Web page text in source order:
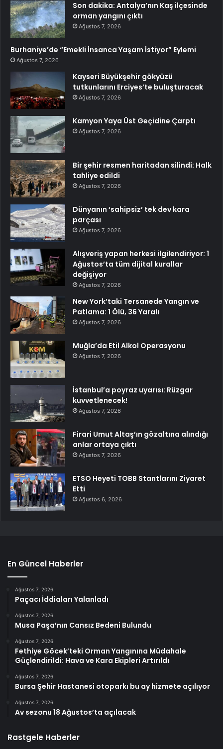
Son dakika: Antalya’nın Kaş ilçesinde
orman yangını çıktı
Ağustos 7, 2026
Burhaniye’de “Emekli İnsanca Yaşam İstiyor” Eylemi
Ağustos 7, 2026
Kayseri Büyükşehir gökyüzü
tutkunlarını Erciyes’te buluşturacak
Ağustos 7, 2026
Kamyon Yaya Üst Geçidine Çarptı
Ağustos 7, 2026
Bir şehir resmen haritadan silindi: Halk
tahliye edildi
Ağustos 7, 2026
Dünyanın ‘sahipsiz’ tek dev kara
parçası
Ağustos 7, 2026
Alışveriş yapan herkesi ilgilendiriyor: 1
Ağustos’ta tüm dijital kurallar
değişiyor
Ağustos 7, 2026
New York’taki Tersanede Yangın ve
Patlama: 1 Ölü, 36 Yaralı
Ağustos 7, 2026
Muğla’da Etil Alkol Operasyonu
Ağustos 7, 2026
İstanbul’a poyraz uyarısı: Rüzgar
kuvvetlenecek!
Ağustos 7, 2026
Firari Umut Altaş’ın gözaltına alındığı
anlar ortaya çıktı
Ağustos 7, 2026
ETSO Heyeti TOBB Stantlarını Ziyaret
Etti
Ağustos 6, 2026
En Güncel Haberler
Ağustos 7, 2026
Paçacı İddiaları Yalanladı
Ağustos 7, 2026
Musa Paşa’nın Cansız Bedeni Bulundu
Ağustos 7, 2026
Fethiye Göcek’teki Orman Yangınına Müdahale
Güçlendirildi: Hava ve Kara Ekipleri Artırıldı
Ağustos 7, 2026
Bursa Şehir Hastanesi otoparkı bu ay hizmete açılıyor
Ağustos 7, 2026
Av sezonu 18 Ağustos’ta açılacak
Rastgele Haberler